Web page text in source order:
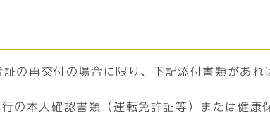
の再交付の場合に限り、下記添付書類があれ
の本人確認書類（運転免許証等）または健康